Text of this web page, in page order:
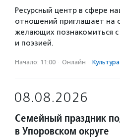
Ресурсный центр в сфере
отношений приглашает на
желающих познакомиться
и поэзией.
Начало: 11:00 · Онлайн ·
08.08.2026
Семейный праздник
в Упоровском округе